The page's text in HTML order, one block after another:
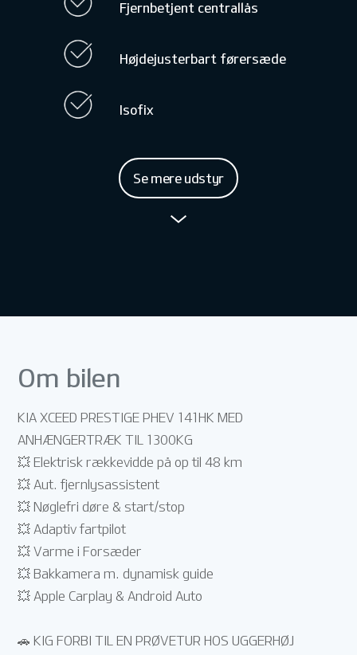
Fjernbetjent centrallås
Højdejusterbart førersæde
Isofix
Se mere udstyr
Om bilen
KIA XCEED PRESTIGE PHEV 141HK MED
ANHÆNGERTRÆK TIL 1300KG
💥 Elektrisk rækkevidde på op til 48 km
💥 Aut. fjernlysassistent
💥 Nøglefri døre & start/stop
💥 Adaptiv fartpilot
💥 Varme i Forsæder
💥 Bakkamera m. dynamisk guide
💥 Apple Carplay & Android Auto
🚗 KIG FORBI TIL EN PRØVETUR HOS UGGERHØJ